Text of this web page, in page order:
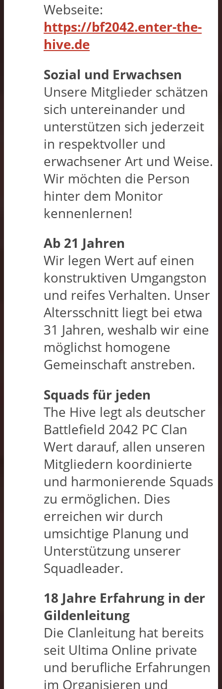
Webseite:
https://bf2042.enter-the-
hive.de
Sozial und Erwachsen
Unsere Mitglieder schätzen
sich untereinander und
unterstützen sich jederzeit
in respektvoller und
erwachsener Art und Weise.
Wir möchten die Person
hinter dem Monitor
kennenlernen!
Ab 21 Jahren
Wir legen Wert auf einen
konstruktiven Umgangston
und reifes Verhalten. Unser
Altersschnitt liegt bei etwa
31 Jahren, weshalb wir eine
möglichst homogene
Gemeinschaft anstreben.
Squads für jeden
The Hive legt als deutscher
Battlefield 2042 PC Clan
Wert darauf, allen unseren
Mitgliedern koordinierte
und harmonierende Squads
zu ermöglichen. Dies
erreichen wir durch
umsichtige Planung und
Unterstützung unserer
Squadleader.
18 Jahre Erfahrung in der
Gildenleitung
Die Clanleitung hat bereits
seit Ultima Online private
und berufliche Erfahrungen
im Organisieren und